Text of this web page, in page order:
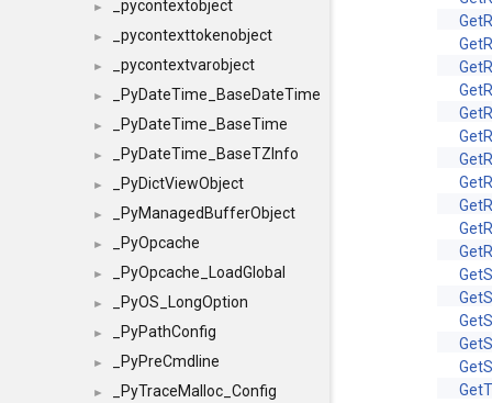
► _pycontextobject
► _pycontexttokenobject
► _pycontextvarobject
► _PyDateTime_BaseDateTime
► _PyDateTime_BaseTime
► _PyDateTime_BaseTZInfo
► _PyDictViewObject
► _PyManagedBufferObject
► _PyOpcache
► _PyOpcache_LoadGlobal
► _PyOS_LongOption
► _PyPathConfig
► _PyPreCmdline
► _PyTraceMalloc_Config